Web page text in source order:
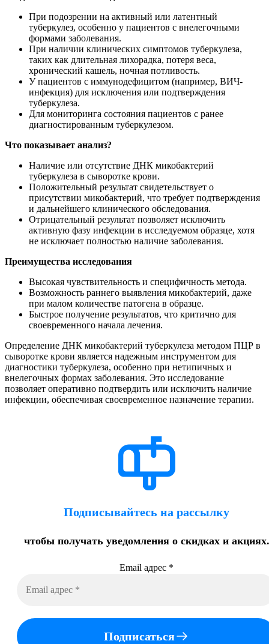
При подозрении на активный или латентный
туберкулез, особенно у пациентов с внелегочными
формами заболевания.
При наличии клинических симптомов туберкулеза,
таких как длительная лихорадка, потеря веса,
хронический кашель, ночная потливость.
У пациентов с иммунодефицитом (например, ВИЧ-
инфекция) для исключения или подтверждения
туберкулеза.
Для мониторинга состояния пациентов с ранее
диагностированным туберкулезом.
Что показывает анализ?
Наличие или отсутствие ДНК микобактерий
туберкулеза в сыворотке крови.
Положительный результат свидетельствует о
присутствии микобактерий, что требует подтверждения
и дальнейшего клинического обследования.
Отрицательный результат позволяет исключить
активную фазу инфекции в исследуемом образце, хотя
не исключает полностью наличие заболевания.
Преимущества исследования
Высокая чувствительность и специфичность метода.
Возможность раннего выявления микобактерий, даже
при малом количестве патогена в образце.
Быстрое получение результатов, что критично для
своевременного начала лечения.
Определение ДНК микобактерий туберкулеза методом ПЦР в
сыворотке крови является надежным инструментом для
диагностики туберкулеза, особенно при нетипичных и
внелегочных формах заболевания. Это исследование
позволяет оперативно подтвердить или исключить наличие
инфекции, обеспечивая своевременное назначение терапии.
Подписывайтесь на рассылку
чтобы получать уведомления о скидках и акциях.
Email адрес *
Подписаться